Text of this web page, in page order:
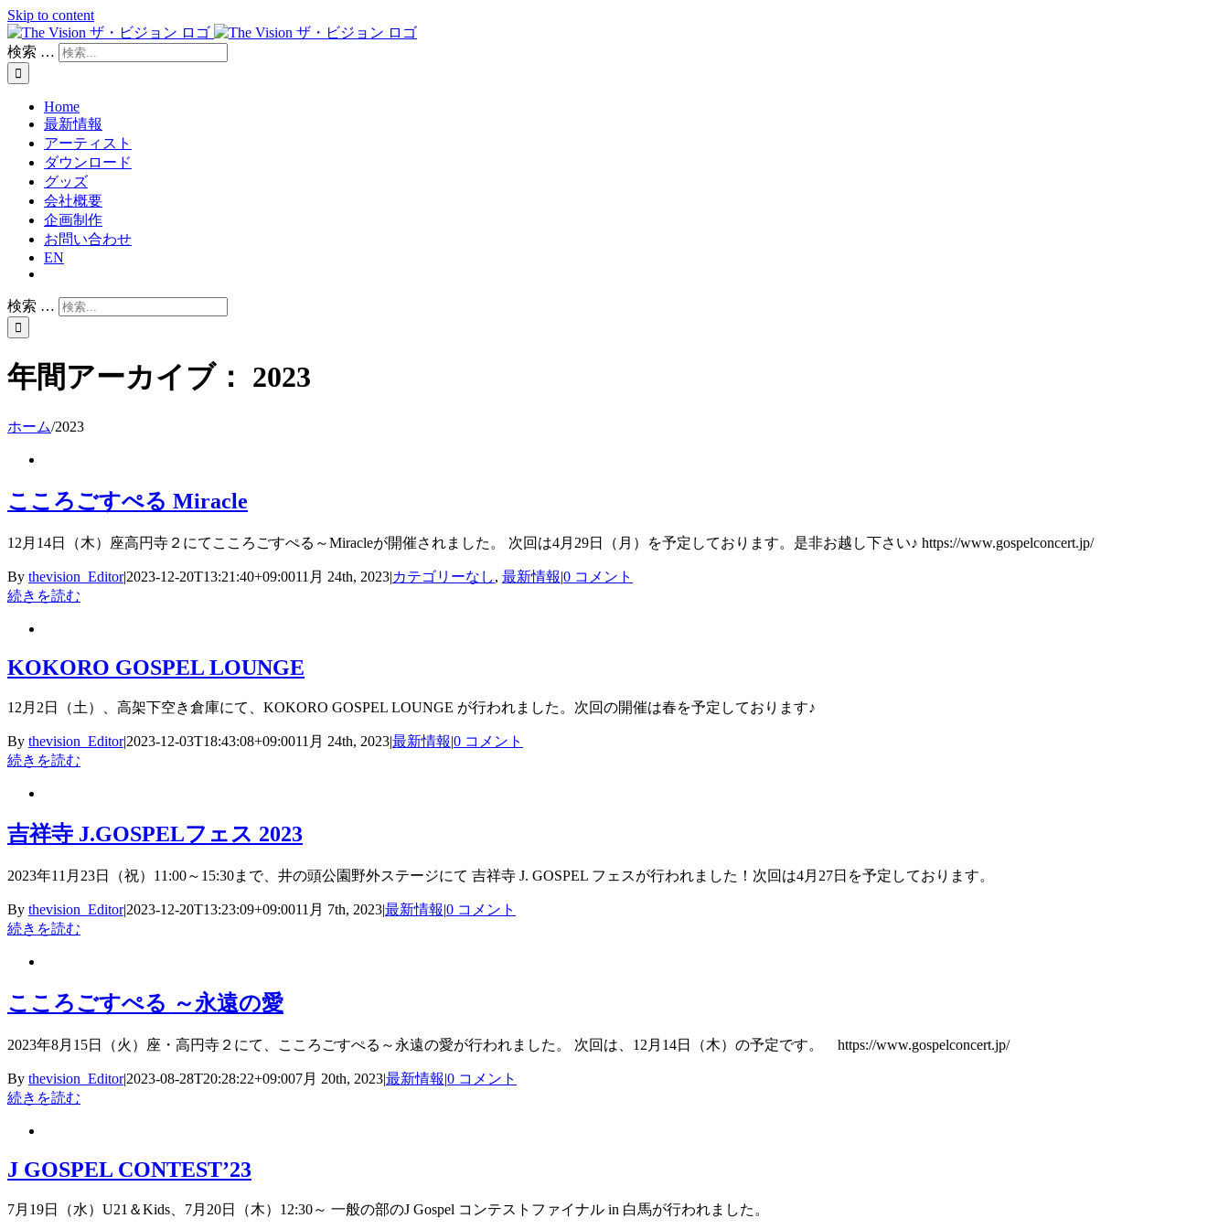
Skip to content
検索 …
Home
最新情報
アーティスト
ダウンロード
グッズ
会社概要
企画制作
お問い合わせ
EN
検索 …
年間アーカイブ： 2023
ホーム/2023
こころごすぺる Miracle
12月14日（木）座高円寺２にてこころごすぺる～Miracleが開催されました。 次回は4月29日（月）を予定しております。是非お越し下さい♪ https://www.gospelconcert.jp/
By thevision_Editor|2023-12-20T13:21:40+09:0011月 24th, 2023|カテゴリーなし, 最新情報|0 コメント
続きを読む
KOKORO GOSPEL LOUNGE
12月2日（土）、高架下空き倉庫にて、KOKORO GOSPEL LOUNGE が行われました。次回の開催は春を予定しております♪
By thevision_Editor|2023-12-03T18:43:08+09:0011月 24th, 2023|最新情報|0 コメント
続きを読む
吉祥寺 J.GOSPELフェス 2023
2023年11月23日（祝）11:00～15:30まで、井の頭公園野外ステージにて 吉祥寺 J. GOSPEL フェスが行われました！次回は4月27日を予定しております。
By thevision_Editor|2023-12-20T13:23:09+09:0011月 7th, 2023|最新情報|0 コメント
続きを読む
こころごすぺる ～永遠の愛
2023年8月15日（火）座・高円寺２にて、こころごすぺる～永遠の愛が行われました。 次回は、12月14日（木）の予定です。 https://www.gospelconcert.jp/
By thevision_Editor|2023-08-28T20:28:22+09:007月 20th, 2023|最新情報|0 コメント
続きを読む
J GOSPEL CONTEST’23
7月19日（水）U21＆Kids、7月20日（木）12:30～ 一般の部のJ Gospel コンテストファイナル in 白馬が行われました。